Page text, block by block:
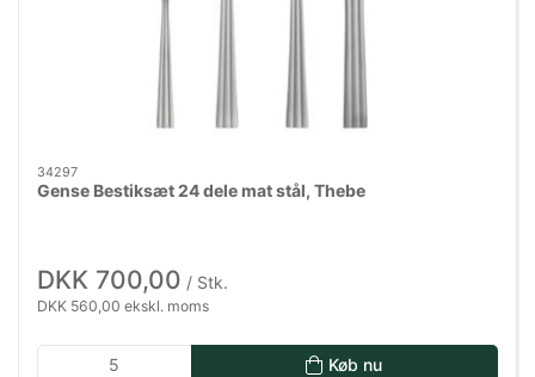
34297
Gense Bestiksæt 24 dele mat stål, Thebe
DKK 700,00 / Stk.
DKK 560,00 ekskl. moms
Køb nu